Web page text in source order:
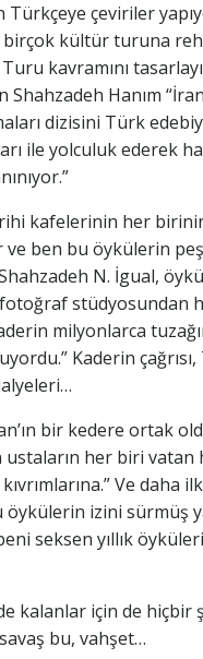
Türkçeye çeviriler
birçok kültür turuna
kavramını
Hanım
dizisini Türk
ile yolculuk ederek
kafelerinin her
ve ben bu öykülerin
N. İgual,
stüdyosundan
milyonlarca
Kaderin
bir kedere ortak
ustaların her biri
Ve daha
izini sürmüş
seksen yıllık
kalanlar için de hiçbir
bu, vahşet…